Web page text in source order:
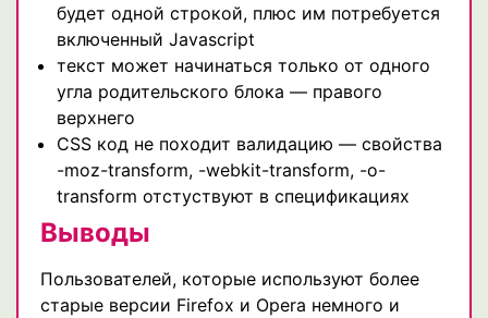
будет одной строкой, плюс им потребуется
включенный Javascript
текст может начинаться только от одного
угла родительского блока — правого
верхнего
CSS код не походит валидацию — свойства
-moz-transform, -webkit-transform, -o-
transform отстуствуют в спецификациях
Выводы
Пользователей, которые используют более
старые версии Firefox и Opera немного и